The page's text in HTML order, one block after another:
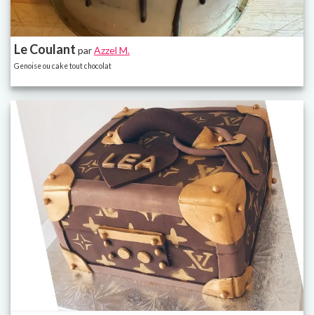
Le Coulant parAzzel M.
Genoise ou cake tout chocolat